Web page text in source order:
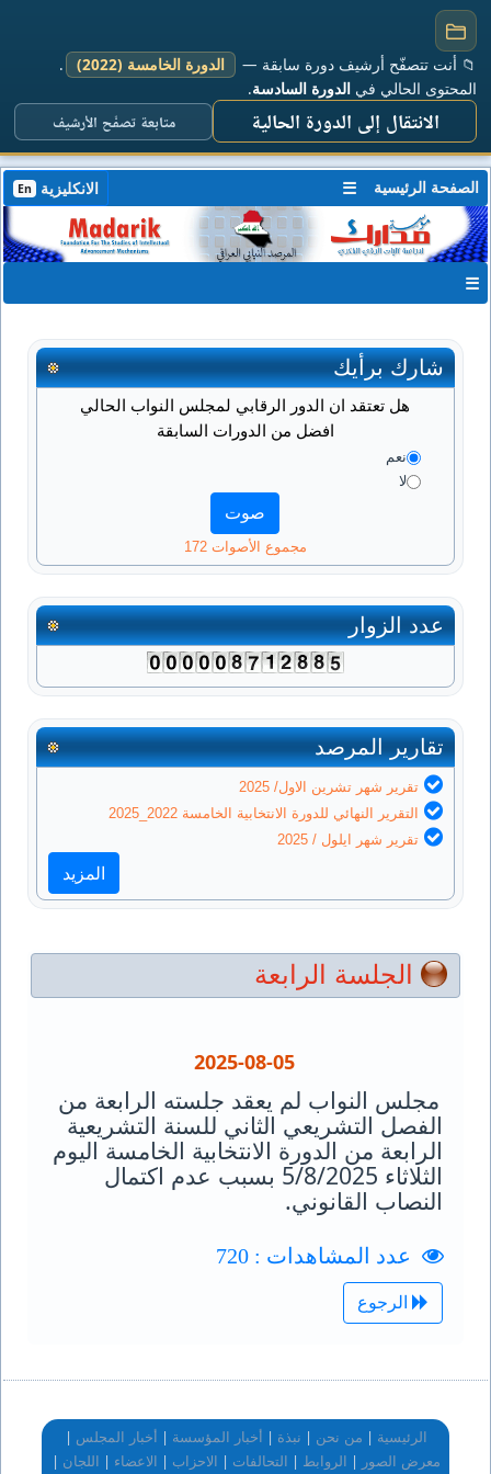
📁 أنت تتصفّح أرشيف دورة سابقة — الدورة الخامسة (2022)
.
المحتوى الحالي في الدورة السادسة.
الانتقال إلى الدورة الحالية متابعة تصفّح الأرشيف
الصفحة الرئيسية ☰ الانكليزية En
☰
شارك برأيك
هل تعتقد ان الدور الرقابي لمجلس النواب الحالي
افضل من الدورات السابقة
نعم
لا
مجموع الأصوات 172
عدد الزوار
تقارير المرصد
تقرير شهر تشرين الاول/ 2025
التقرير النهائي للدورة الانتخابية الخامسة 2022_2025
تقرير شهر ايلول / 2025
المزيد
الجلسة الرابعة
2025-08-05
مجلس النواب لم يعقد جلسته الرابعة من
الفصل التشريعي الثاني للسنة التشريعية
الرابعة من الدورة الانتخابية الخامسة اليوم
الثلاثاء 5/8/2025 بسبب عدم اكتمال
النصاب القانوني.
عدد المشاهدات : 720
الرجوع
الرئيسية | من نحن | نبذة | أخبار المؤسسة | أخبار المجلس |
معرض الصور | الروابط | التحالفات | الاحزاب | الاعضاء | اللجان |